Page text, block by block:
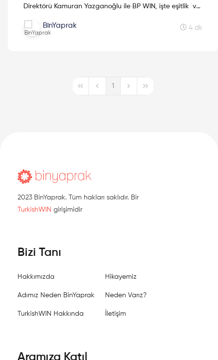
Direktörü Kamuran Yazganoğlu ile BP WIN, işte eşitlik ve
sohbet için okumaya devam et!
BinYaprak 4 dk
First PagePrevious Page
1
Next PageLast Page
2023 BinYaprak. Tüm hakları saklıdır. Bir
TurkishWIN girişimidir
Bizi Tanı
Hakkımızda Hikayemiz
Adımız Neden BinYaprak Neden Varız?
TurkishWIN Hakkında İletişim
Aramıza Katıl